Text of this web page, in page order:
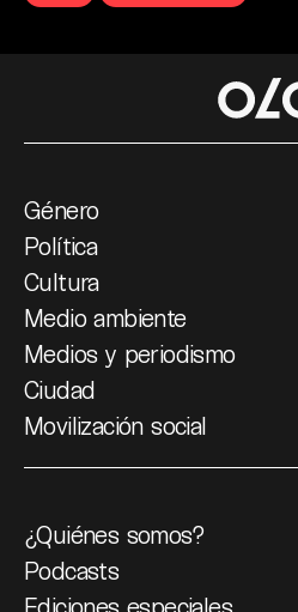
Género
Política
Cultura
Medio ambiente
Medios y periodismo
Ciudad
Movilización social
¿Quiénes somos?
Podcasts
Ediciones especiales